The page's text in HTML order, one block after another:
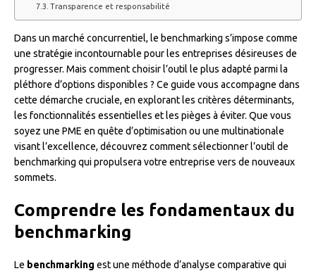
Transparence et responsabilité
Dans un marché concurrentiel, le benchmarking s’impose comme
une stratégie incontournable pour les entreprises désireuses de
progresser. Mais comment choisir l’outil le plus adapté parmi la
pléthore d’options disponibles ? Ce guide vous accompagne dans
cette démarche cruciale, en explorant les critères déterminants,
les fonctionnalités essentielles et les pièges à éviter. Que vous
soyez une PME en quête d’optimisation ou une multinationale
visant l’excellence, découvrez comment sélectionner l’outil de
benchmarking qui propulsera votre entreprise vers de nouveaux
sommets.
Comprendre les fondamentaux du
benchmarking
Le benchmarking est une méthode d’analyse comparative qui